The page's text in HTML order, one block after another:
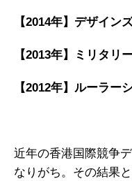
【2014年】デザイ
【2013年】ミリ
【2012年】ル
近年の香港国際競争
なりがち。その結果